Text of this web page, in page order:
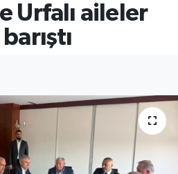
Urfalı aileler